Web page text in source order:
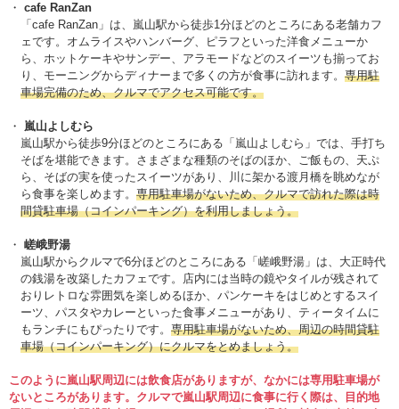
cafe RanZan
「cafe RanZan」は、嵐山駅から徒歩1分ほどのところにある老舗カフ
ェです。オムライスやハンバーグ、ピラフといった洋食メニューか
ら、ホットケーキやサンデー、アラモードなどのスイーツも揃ってお
り、モーニングからディナーまで多くの方が食事に訪れます。 専用駐
車場完備のため、クルマでアクセス可能です。
嵐山よしむら
嵐山駅から徒歩9分ほどのところにある「嵐山よしむら」では、手打ち
そばを堪能できます。さまざまな種類のそばのほか、ご飯もの、天ぷ
ら、そばの実を使ったスイーツがあり、川に架かる渡月橋を眺めなが
ら食事を楽しめます。 専用駐車場がないため、クルマで訪れた際は時
間貸駐車場（コインパーキング）を利用しましょう。
嵯峨野湯
嵐山駅からクルマで6分ほどのところにある「嵯峨野湯」は、大正時代
の銭湯を改築したカフェです。店内には当時の鏡やタイルが残されて
おりレトロな雰囲気を楽しめるほか、パンケーキをはじめとするスイ
ーツ、パスタやカレーといった食事メニューがあり、ティータイムに
もランチにもぴったりです。 専用駐車場がないため、周辺の時間貸駐
車場（コインパーキング）にクルマをとめましょう。
このように嵐山駅周辺には飲食店がありますが、なかには専用駐車場が
ないところがあります。クルマで嵐山駅周辺に食事に行く際は、目的地